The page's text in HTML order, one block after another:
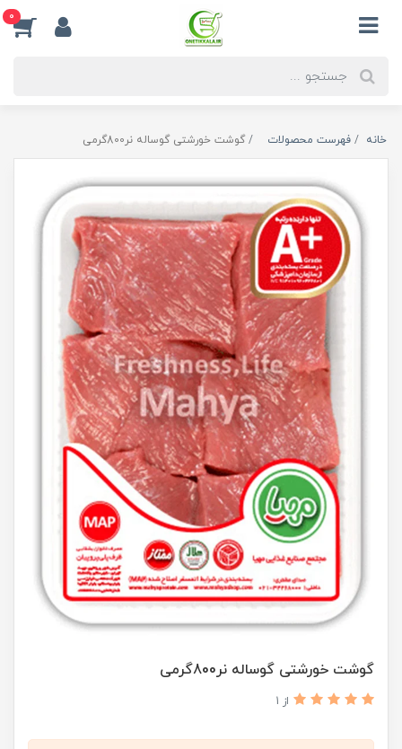
0
خانه فهرست محصولات گوشت خورشتی گوساله نر800گرمی
گوشت خورشتی گوساله نر800گرمی
از 1